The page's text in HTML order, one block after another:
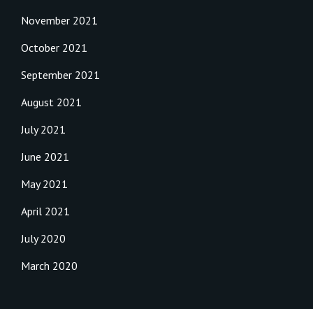
November 2021
October 2021
September 2021
August 2021
July 2021
June 2021
May 2021
April 2021
July 2020
March 2020